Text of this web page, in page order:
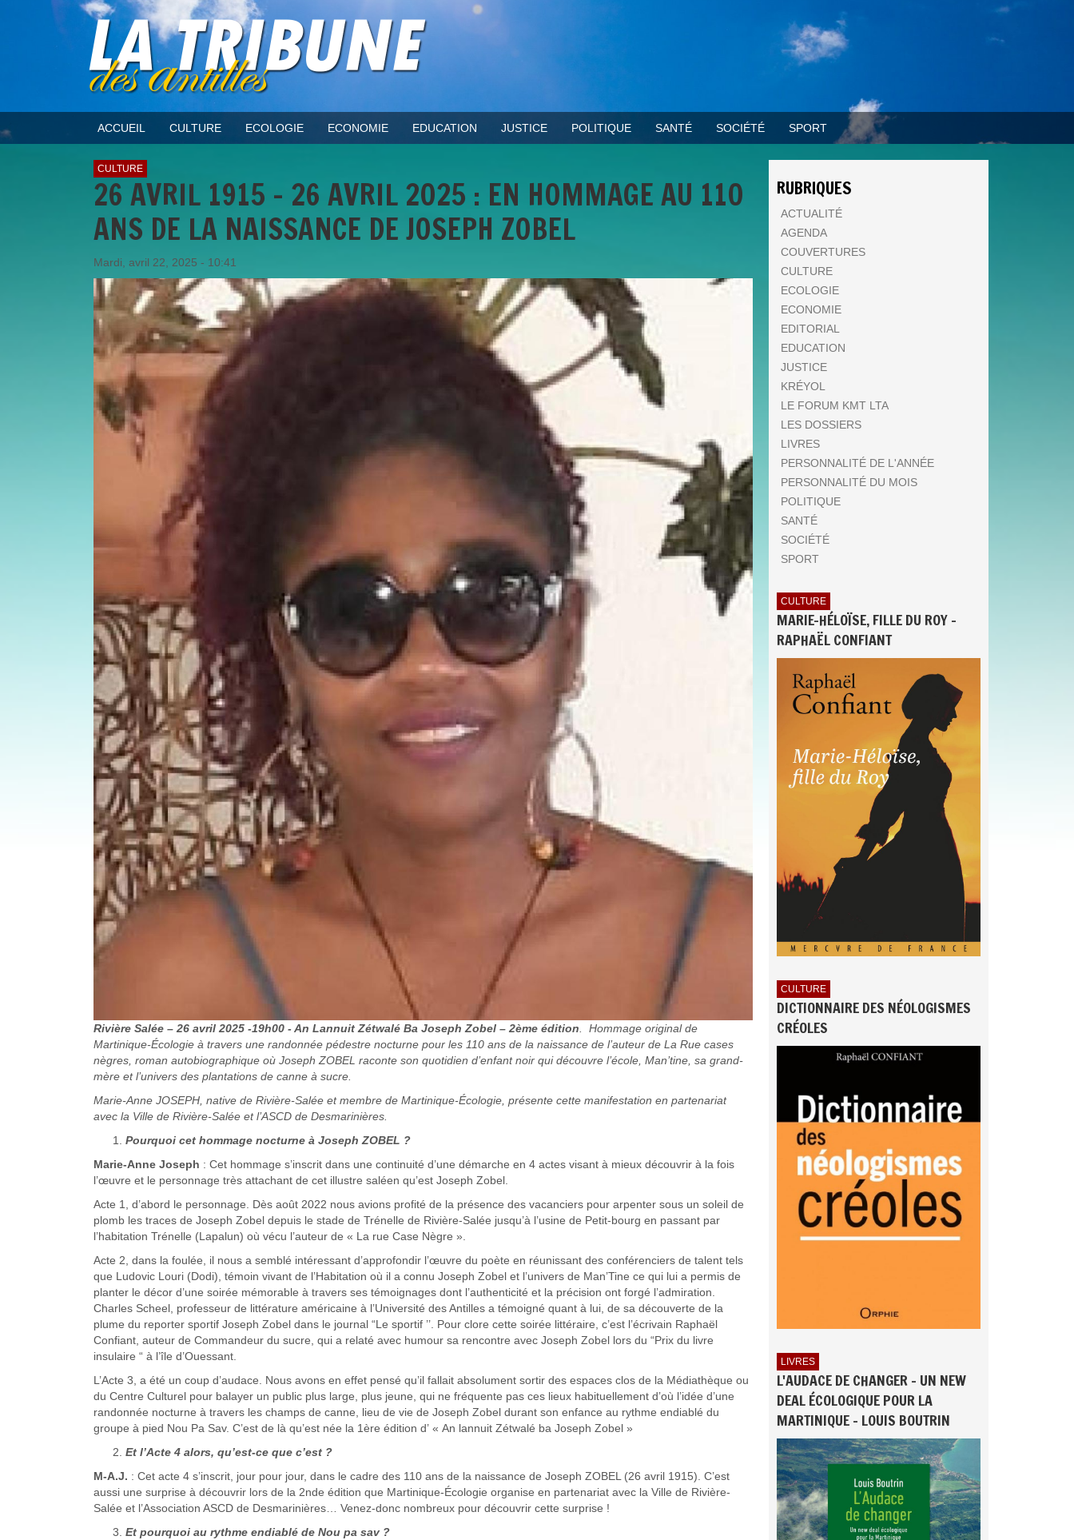
ACCUEIL CULTURE ECOLOGIE ECONOMIE EDUCATION JUSTICE POLITIQUE SANTÉ SOCIÉTÉ SPORT
CULTURE
26 AVRIL 1915 – 26 AVRIL 2025 : EN HOMMAGE AU 110
ANS DE LA NAISSANCE DE JOSEPH ZOBEL
Mardi, avril 22, 2025 - 10:41
Rivière Salée – 26 avril 2025 -19h00 - An Lannuit Zétwalé Ba Joseph Zobel – 2ème édition . Hommage original de
Martinique-Écologie à travers une randonnée pédestre nocturne pour les 110 ans de la naissance de l’auteur de La Rue cases
nègres, roman autobiographique où Joseph ZOBEL raconte son quotidien d’enfant noir qui découvre l’école, Man’tine, sa grand-
mère et l’univers des plantations de canne à sucre.
Marie-Anne JOSEPH, native de Rivière-Salée et membre de Martinique-Écologie, présente cette manifestation en partenariat
avec la Ville de Rivière-Salée et l’ASCD de Desmarinières.
Pourquoi cet hommage nocturne à Joseph ZOBEL ?
Marie-Anne Joseph : Cet hommage s’inscrit dans une continuité d’une démarche en 4 actes visant à mieux découvrir à la fois
l’œuvre et le personnage très attachant de cet illustre saléen qu’est Joseph Zobel.
Acte 1, d’abord le personnage. Dès août 2022 nous avions profité de la présence des vacanciers pour arpenter sous un soleil de
plomb les traces de Joseph Zobel depuis le stade de Trénelle de Rivière-Salée jusqu’à l’usine de Petit-bourg en passant par
l’habitation Trénelle (Lapalun) où vécu l’auteur de « La rue Case Nègre ».
Acte 2, dans la foulée, il nous a semblé intéressant d’approfondir l’œuvre du poète en réunissant des conférenciers de talent tels
que Ludovic Louri (Dodi), témoin vivant de l’Habitation où il a connu Joseph Zobel et l’univers de Man’Tine ce qui lui a permis de
planter le décor d’une soirée mémorable à travers ses témoignages dont l’authenticité et la précision ont forgé l’admiration.
Charles Scheel, professeur de littérature américaine à l’Université des Antilles a témoigné quant à lui, de sa découverte de la
plume du reporter sportif Joseph Zobel dans le journal “Le sportif ’’. Pour clore cette soirée littéraire, c’est l’écrivain Raphaël
Confiant, auteur de Commandeur du sucre, qui a relaté avec humour sa rencontre avec Joseph Zobel lors du “Prix du livre
insulaire “ à l’île d’Ouessant.
L’Acte 3, a été un coup d’audace. Nous avons en effet pensé qu’il fallait absolument sortir des espaces clos de la Médiathèque ou
du Centre Culturel pour balayer un public plus large, plus jeune, qui ne fréquente pas ces lieux habituellement d’où l’idée d’une
randonnée nocturne à travers les champs de canne, lieu de vie de Joseph Zobel durant son enfance au rythme endiablé du
groupe à pied Nou Pa Sav. C’est de là qu’est née la 1ère édition d’ « An lannuit Zétwalé ba Joseph Zobel »
Et l’Acte 4 alors, qu’est-ce que c’est ?
M-A.J. : Cet acte 4 s’inscrit, jour pour jour, dans le cadre des 110 ans de la naissance de Joseph ZOBEL (26 avril 1915). C’est
aussi une surprise à découvrir lors de la 2nde édition que Martinique-Écologie organise en partenariat avec la Ville de Rivière-
Salée et l’Association ASCD de Desmarinières… Venez-donc nombreux pour découvrir cette surprise !
Et pourquoi au rythme endiablé de Nou pa sav ?
RUBRIQUES
ACTUALITÉ
AGENDA
COUVERTURES
CULTURE
ECOLOGIE
ECONOMIE
EDITORIAL
EDUCATION
JUSTICE
KRÉYOL
LE FORUM KMT LTA
LES DOSSIERS
LIVRES
PERSONNALITÉ DE L'ANNÉE
PERSONNALITÉ DU MOIS
POLITIQUE
SANTÉ
SOCIÉTÉ
SPORT
CULTURE
MARIE-HÉLOÏSE, FILLE DU ROY -
RAPHAËL CONFIANT
CULTURE
DICTIONNAIRE DES NÉOLOGISMES
CRÉOLES
LIVRES
L'AUDACE DE CHANGER - UN NEW
DEAL ÉCOLOGIQUE POUR LA
MARTINIQUE - LOUIS BOUTRIN